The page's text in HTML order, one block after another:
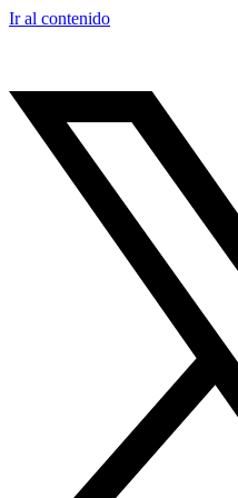
Ir al contenido